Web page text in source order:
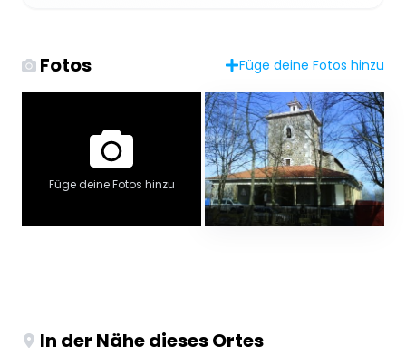
Fotos Füge deine Fotos hinzu
Füge deine Fotos hinzu
In der Nähe dieses Ortes